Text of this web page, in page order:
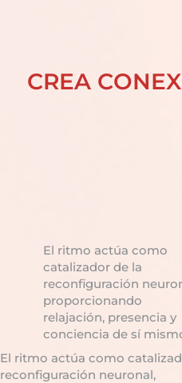
CREA
El ritmo actúa como
catalizador de la
reconfiguración
proporcionando
relajación, presencia y
conciencia de sí
El ritmo actúa como
reconfiguración neuronal,